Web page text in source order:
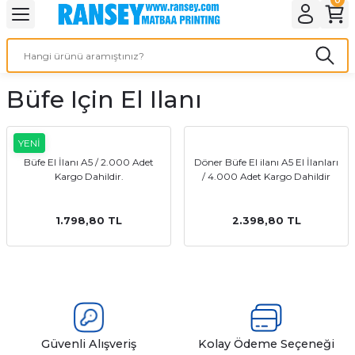
Geri Dön
Geri Dön
Geri Dön
Geri Dön
Ürünleri
Geri Dön
Geri Dön
Geri Dön
Büfe Için El Ilanı
YENİ
Büfe El İlanı A5 / 2.000 Adet
Kargo Dahildir.
1.798,80 TL
Döner Büfe El ilanı A5 El İlanları
/ 4.000 Adet Kargo Dahildir
2.398,80 TL
Güvenli Alışveriş Kolay Ödeme Seçeneği